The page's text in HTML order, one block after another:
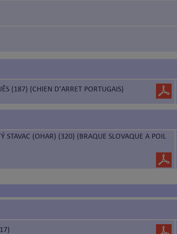
(187) (CHIEN D'ARRET PORTUGAIS)
STAVAC (OHAR) (320) (BRAQUE SLOVAQUE A POIL